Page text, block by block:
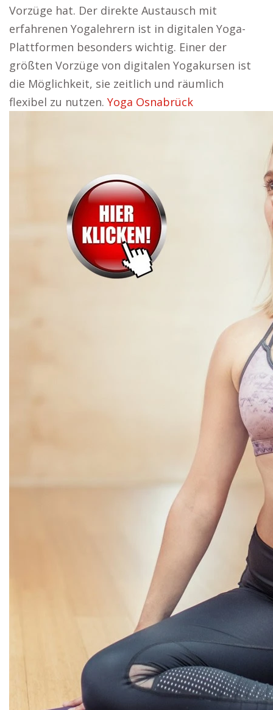
Vorzüge hat. Der direkte Austausch mit
erfahrenen Yogalehrern ist in digitalen Yoga-
Plattformen besonders wichtig. Einer der
größten Vorzüge von digitalen Yogakursen ist
die Möglichkeit, sie zeitlich und räumlich
flexibel zu nutzen. Yoga Osnabrück